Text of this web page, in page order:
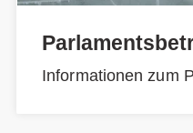
Informationen zum